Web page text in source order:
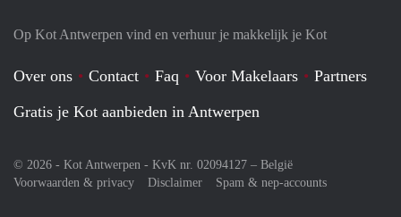
Op Kot Antwerpen vind en verhuur je makkelijk je Kot
Over ons Contact Faq Voor Makelaars
Partners
Gratis je Kot aanbieden in Antwerpen
© 2026 - Kot Antwerpen - KvK nr. 02094127 – België
Voorwaarden & privacy
Disclaimer Spam & nep-accounts